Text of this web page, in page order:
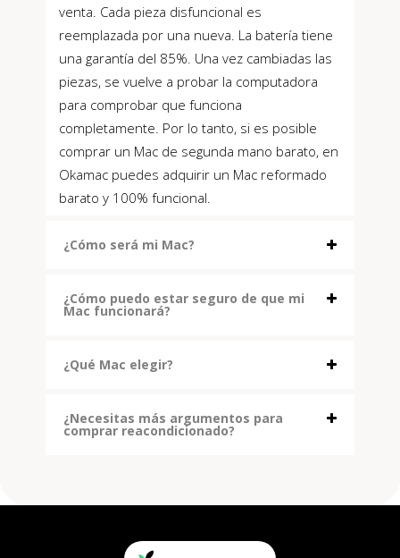
venta. Cada pieza disfuncional es
reemplazada por una nueva. La batería tiene
una garantía del 85%. Una vez cambiadas las
piezas, se vuelve a probar la computadora
para comprobar que funciona
completamente. Por lo tanto, si es posible
comprar un Mac de segunda mano barato, en
Okamac puedes adquirir un Mac reformado
barato y 100% funcional.
¿Cómo será mi Mac?
¿Cómo puedo estar seguro de que mi
Mac funcionará?
¿Qué Mac elegir?
¿Necesitas más argumentos para
comprar reacondicionado?